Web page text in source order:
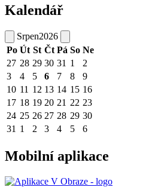
Kalendář
Srpen2026
Po Út St Čt Pá So Ne
27 28 29 30 31 1
2
3
4 5 6 7 8
9
10 11 12 13 14 15 16
17 18 19 20 21 22 23
24 25 26 27 28 29 30
31 1 2 3 4 5 6
Mobilní aplikace